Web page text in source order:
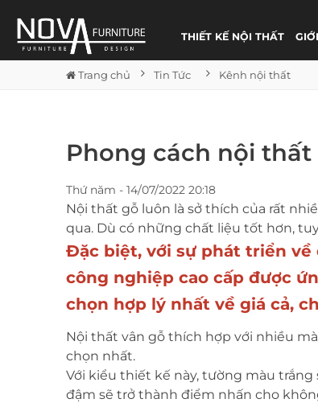
THIẾT KẾ NỘI THẤT
Trang chủ Tin Tức Kênh nội thất
Phong cách nội
Thứ năm - 14/07/2022 20:18
Nội thất gỗ luôn là sở thích của rất
qua. Dù có những chất liệu tốt hơn,
Đặc biệt, với sự phát triển về
công nghiệp cao cấp được
chọn hợp lý nhất về giá cả,
Nội thất vân gỗ thích hợp với nhiều
chọn nhất.
Với kiểu thiết kế này, tường màu
đậm sẽ trở thành điểm nhấn cho